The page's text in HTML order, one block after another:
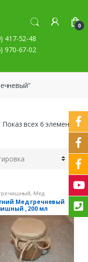
0
417-52-48
970-67-02
Показ всех 6 элементов
, Мед
Мед гречневый
, 200 мл